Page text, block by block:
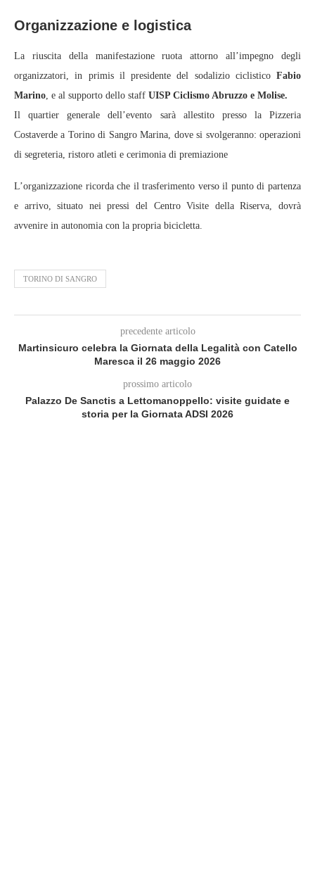
Organizzazione e logistica
La riuscita della manifestazione ruota attorno all’impegno degli
organizzatori, in primis il presidente del sodalizio ciclistico Fabio
Marino, e al supporto dello staff UISP Ciclismo Abruzzo e Molise.
Il quartier generale dell’evento sarà allestito presso la Pizzeria
Costaverde a Torino di Sangro Marina, dove si svolgeranno: operazioni
di segreteria, ristoro atleti e cerimonia di premiazione
L’organizzazione ricorda che il trasferimento verso il punto di partenza
e arrivo, situato nei pressi del Centro Visite della Riserva, dovrà
avvenire in autonomia con la propria bicicletta.
TORINO DI SANGRO
precedente articolo
Martinsicuro celebra la Giornata della Legalità con Catello
Maresca il 26 maggio 2026
prossimo articolo
Palazzo De Sanctis a Lettomanoppello: visite guidate e
storia per la Giornata ADSI 2026